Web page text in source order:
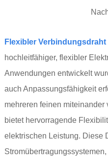
Flexibler
hochleitfähiger, flexibler
Anwendungen entwickelt
auch Anpassungsfähigkeit
mehreren feinen miteinander
bietet hervorragende
elektrischen Leistung. Diese